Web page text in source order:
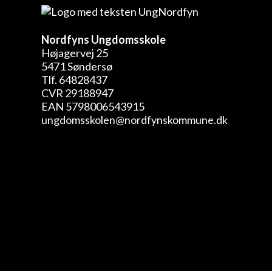
Nordfyns Ungdomsskole
Højagervej 25
5471 Søndersø
Tlf. 64828437
CVR 29188947
EAN 5798006543915
ungdomsskolen@nordfynskommune.dk